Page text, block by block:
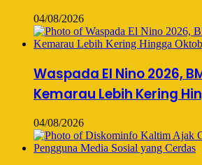
04/08/2026
Waspada El Nino 2026,
Kemarau Lebih Kering
04/08/2026